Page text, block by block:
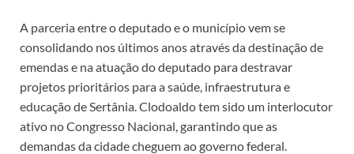
A parceria entre o deputado e o município vem se
consolidando nos últimos anos através da destinação de
emendas e na atuação do deputado para destravar
projetos prioritários para a saúde, infraestrutura e
educação de Sertânia. Clodoaldo tem sido um interlocutor
ativo no Congresso Nacional, garantindo que as
demandas da cidade cheguem ao governo federal.